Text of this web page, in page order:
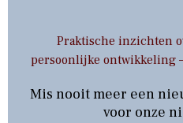
Praktische inzichten
persoonlijke ontwikkeling
Mis nooit meer een
voor onze